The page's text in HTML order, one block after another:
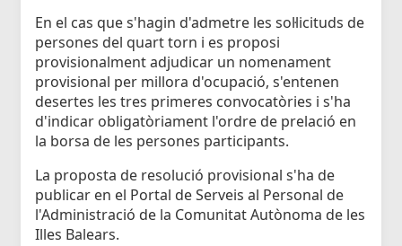
En el cas que s'hagin d'admetre les sol·licituds de
persones del quart torn i es proposi
provisionalment adjudicar un nomenament
provisional per millora d'ocupació, s'entenen
desertes les tres primeres convocatòries i s'ha
d'indicar obligatòriament l'ordre de prelació en
la borsa de les persones participants.
La proposta de resolució provisional s'ha de
publicar en el Portal de Serveis al Personal de
l'Administració de la Comunitat Autònoma de les
Illes Balears.